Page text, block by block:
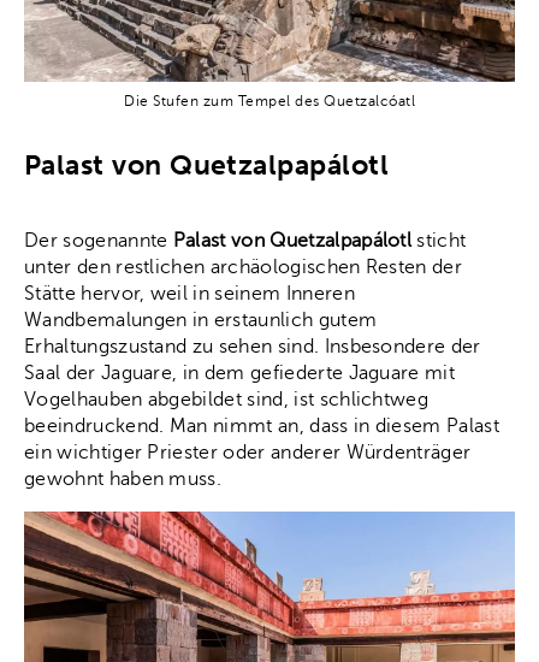
Die Stufen zum Tempel des Quetzalcóatl
Palast von Quetzalpapálotl
Der sogenannte Palast von Quetzalpapálotlsticht
unter den restlichen archäologischen Resten der
Stätte hervor, weil in seinem Inneren
Wandbemalungen in erstaunlich gutem
Erhaltungszustand zu sehen sind. Insbesondere der
Saal der Jaguare, in dem gefiederte Jaguare mit
Vogelhauben abgebildet sind, ist schlichtweg
beeindruckend. Man nimmt an, dass in diesem Palast
ein wichtiger Priester oder anderer Würdenträger
gewohnt haben muss.